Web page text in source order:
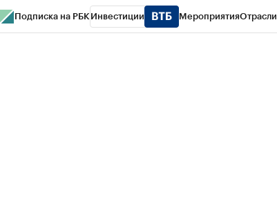
Подписка на РБК Инвестиции МероприятияОтрасли